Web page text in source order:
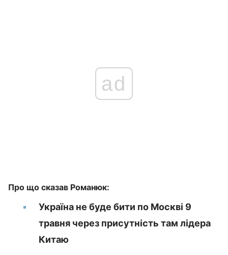
ad
Про що сказав Романюк:
Україна не буде бити по Москві 9
травня через присутність там лідера
Китаю